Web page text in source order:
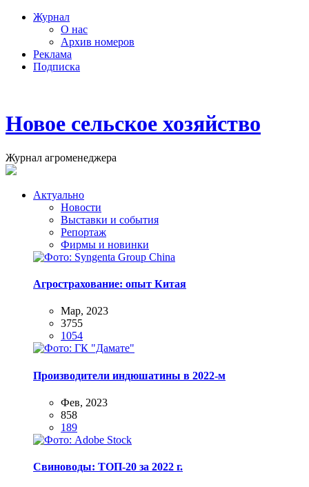
Журнал
О нас
Архив номеров
Реклама
Подписка
Новое сельское хозяйство
Журнал агроменеджера
Актуально
Новости
Выставки и события
Репортаж
Фирмы и новинки
Агрострахование: опыт Китая
Мар, 2023
3755
1054
Производители индюшатины в 2022-м
Фев, 2023
858
189
Свиноводы: ТОП-20 за 2022 г.